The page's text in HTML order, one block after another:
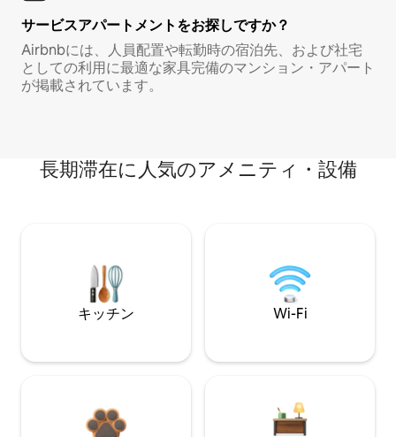
サービスアパートメントをお探しですか？
Airbnbには、人員配置や転勤時の宿泊先、および社宅
としての利用に最適な家具完備のマンション・アパート
が掲載されています。
長期滞在に人気のアメニティ・設備
キッチン Wi-Fi